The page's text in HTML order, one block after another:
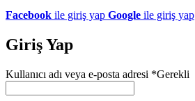
Facebook ile giriş yap Google ile giriş yap
Giriş Yap
Kullanıcı adı veya e-posta adresi *Gerekli